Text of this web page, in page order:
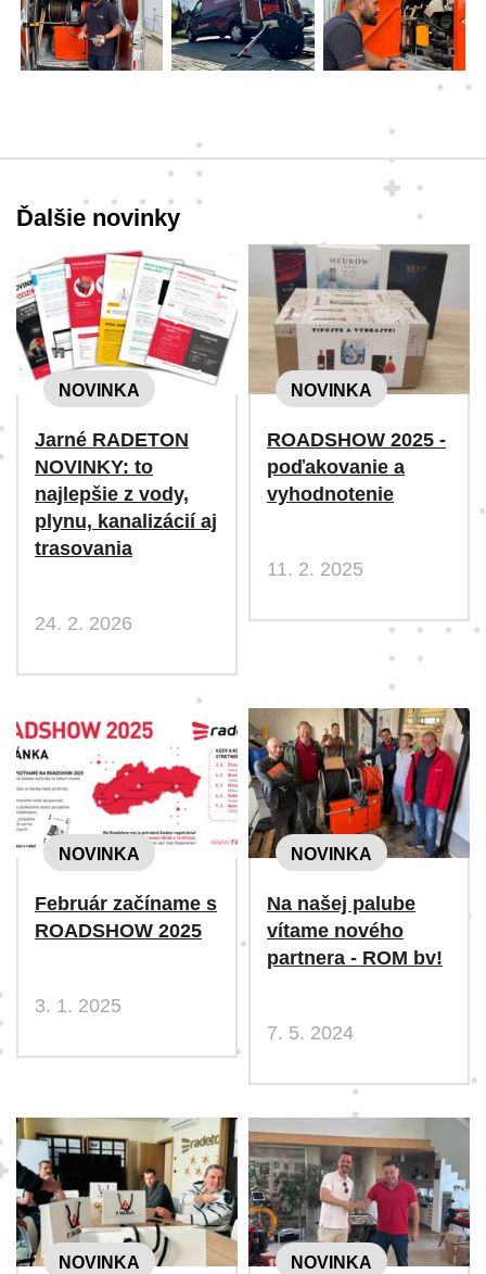
Ďalšie novinky
NOVINKA
Jarné RADETON
NOVINKY: to
najlepšie z vody,
plynu, kanalizácií aj
trasovania
24. 2. 2026
NOVINKA
ROADSHOW 2025 -
poďakovanie a
vyhodnotenie
11. 2. 2025
NOVINKA
Február začíname s
ROADSHOW 2025
3. 1. 2025
NOVINKA
Na našej palube
vítame nového
partnera - ROM bv!
7. 5. 2024
NOVINKA NOVINKA